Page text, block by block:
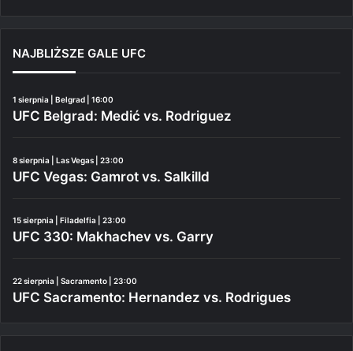
NAJBLIŻSZE GALE UFC
1 sierpnia | Belgrad | 16:00
UFC Belgrad: Medić vs. Rodriguez
8 sierpnia | Las Vegas | 23:00
UFC Vegas: Gamrot vs. Salkilld
15 sierpnia | Filadelfia | 23:00
UFC 330: Makhachev vs. Garry
22 sierpnia | Sacramento | 23:00
UFC Sacramento: Hernandez vs. Rodrigues